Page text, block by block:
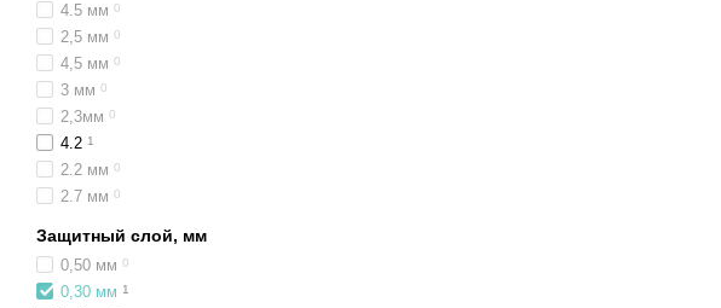
4.5 мм 0
2,5 мм 0
4,5 мм 0
3 мм 0
2,3мм 0
4.2 1
2.2 мм 0
2.7 мм 0
Защитный слой, мм
0,50 мм 0
0,30 мм 1